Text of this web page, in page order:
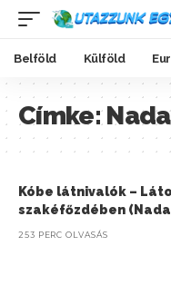
Belföld Külföld
Címke:
Kóbe látnivalók –
szakéfőzdében
253 PERC OLVASÁS